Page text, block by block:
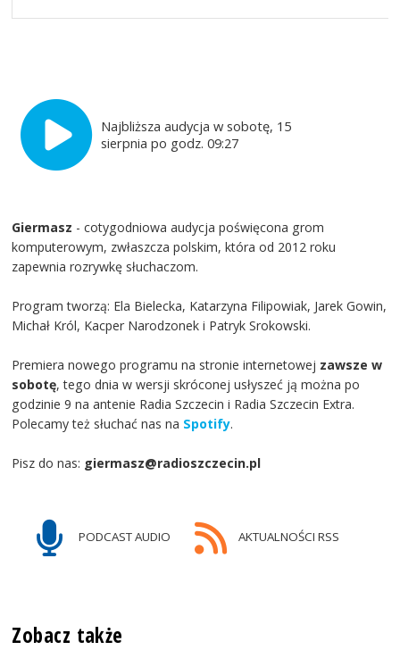
Najbliższa audycja w sobotę, 15
sierpnia po godz. 09:27
Giermasz - cotygodniowa audycja poświęcona grom
komputerowym, zwłaszcza polskim, która od 2012 roku
zapewnia rozrywkę słuchaczom.
Program tworzą: Ela Bielecka, Katarzyna Filipowiak, Jarek Gowin,
Michał Król, Kacper Narodzonek i Patryk Srokowski.
Premiera nowego programu na stronie internetowej zawsze w
sobotę, tego dnia w wersji skróconej usłyszeć ją można po
godzinie 9 na antenie Radia Szczecin i Radia Szczecin Extra.
Polecamy też słuchać nas na Spotify.
Pisz do nas: giermasz@radioszczecin.pl
PODCAST AUDIO AKTUALNOŚCI RSS
Zobacz także